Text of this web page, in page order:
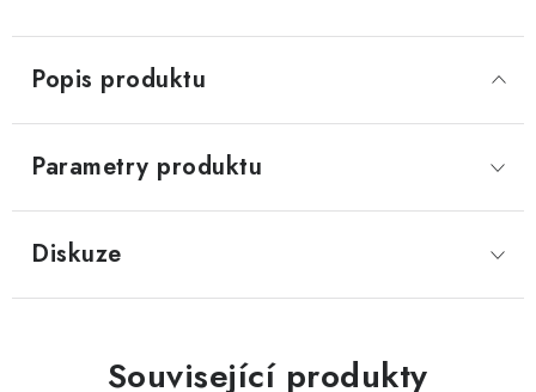
Popis produktu
Parametry produktu
Diskuze
Související produkty